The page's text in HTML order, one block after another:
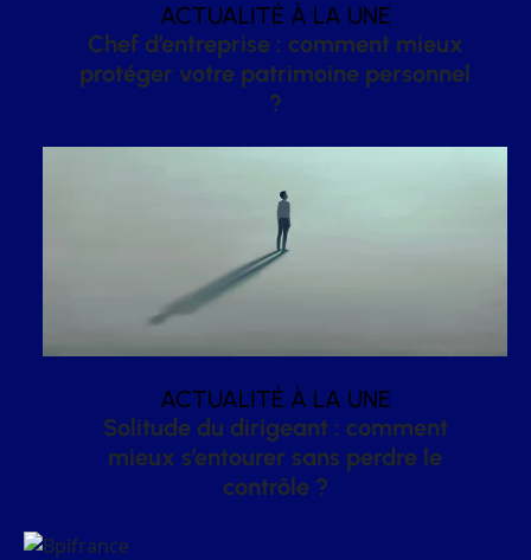
ACTUALITÉ À LA UNE
Chef d’entreprise : comment mieux
protéger votre patrimoine personnel
?
ACTUALITÉ À LA UNE
Solitude du dirigeant : comment
mieux s’entourer sans perdre le
contrôle ?